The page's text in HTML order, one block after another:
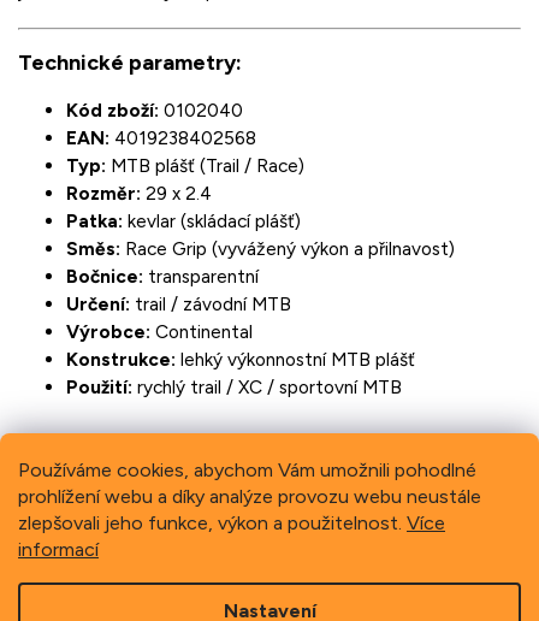
Používáme cookies, abychom Vám umožnili pohodlné
prohlížení webu a díky analýze provozu webu neustále
zlepšovali jeho funkce, výkon a použitelnost. Více
informací
Nastavení
Technické parametry:
Kód zboží: 0102040
EAN: 4019238402568
Typ: MTB plášť (Trail / Race)
Rozměr: 29 x 2.4
Patka: kevlar (skládací plášť)
Směs: Race Grip (vyvážený výkon a přilnavost)
Bočnice: transparentní
Určení: trail / závodní MTB
Výrobce: Continental
Konstrukce: lehký výkonnostní MTB plášť
Použití: rychlý trail / XC / sportovní MTB
Previous